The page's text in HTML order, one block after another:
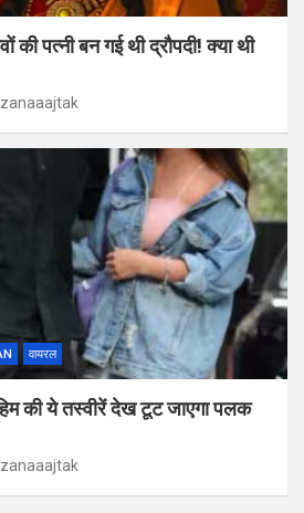
पत्‍नी बन गई थी द्रौपदी! क्‍या थी
वायरल
की ये तस्वीरें देख टूट जाएगा पलक